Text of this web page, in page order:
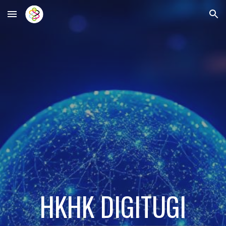
Skip to main content Skip to navigation
HKHK DIGITUGI